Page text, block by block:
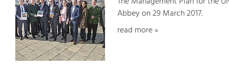
Abbey on 29 March 2017.
read more »